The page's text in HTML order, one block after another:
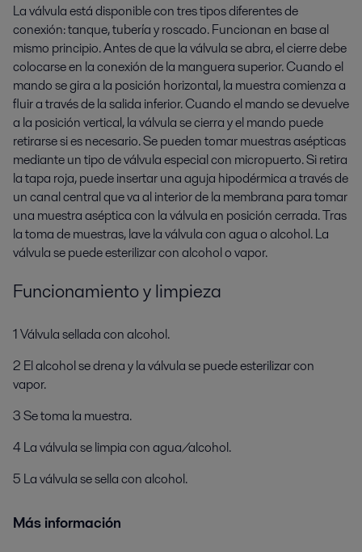
La válvula está disponible con tres tipos diferentes de
conexión: tanque, tubería y roscado. Funcionan en base al
mismo principio. Antes de que la válvula se abra, el cierre debe
colocarse en la conexión de la manguera superior. Cuando el
mando se gira a la posición horizontal, la muestra comienza a
fluir a través de la salida inferior. Cuando el mando se devuelve
a la posición vertical, la válvula se cierra y el mando puede
retirarse si es necesario. Se pueden tomar muestras asépticas
mediante un tipo de válvula especial con micropuerto. Si retira
la tapa roja, puede insertar una aguja hipodérmica a través de
un canal central que va al interior de la membrana para tomar
una muestra aséptica con la válvula en posición cerrada. Tras
la toma de muestras, lave la válvula con agua o alcohol. La
válvula se puede esterilizar con alcohol o vapor.
Funcionamiento y limpieza
1 Válvula sellada con alcohol.
2 El alcohol se drena y la válvula se puede esterilizar con
vapor.
3 Se toma la muestra.
4 La válvula se limpia con agua/alcohol.
5 La válvula se sella con alcohol.
Más información